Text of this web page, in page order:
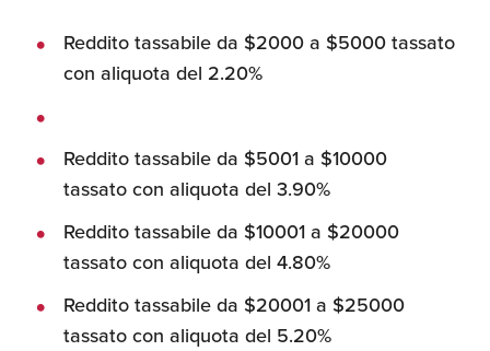
Recensioni delle
Apertura Ristoranti
negli Stati Uniti
Reddito tassabile da $2000 a $5000 tassato
con aliquota del 2.20%
Reddito tassabile da $5001 a $10000
tassato con aliquota del 3.90%
Reddito tassabile da $10001 a $20000
tassato con aliquota del 4.80%
Reddito tassabile da $20001 a $25000
tassato con aliquota del 5.20%